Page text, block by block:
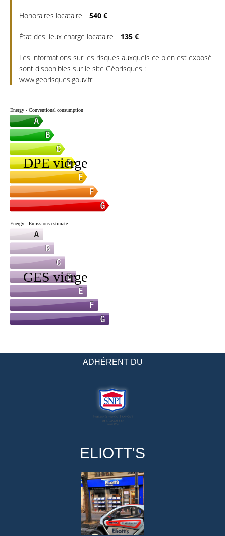
Honoraires locataire 540 €
État des lieux charge locataire 135 €
Les informations sur les risques auxquels ce bien est exposé
sont disponibles sur le site Géorisques :
www.georisques.gouv.fr
ADHÉRENT DU
ELIOTT'S